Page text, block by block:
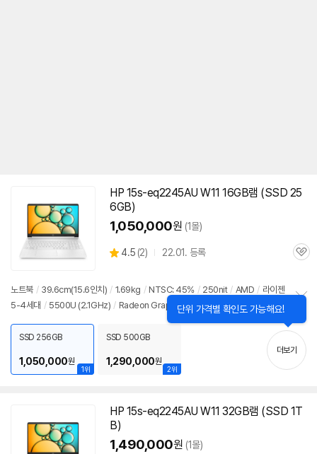
HP 15s-eq2245AU W11 16GB램 (SSD 25
6GB)
1,050,000원 (1몰)
별
4.5 (상
뷰
2) 22.01. 등록
관
노트북 / 39.6cm(15.6인치) / 1.69kg / NTSC: 45% / 250nit / AMD / 라이젠
5-4세대 / 5500U (2.1GHz) / Radeon Graphics / 16GB / 용량: 256GB
보
치
기
1위
SSD 256GB
1,050,000원
2위
SSD 500GB
1,290,000원
단위 가격별 확인도 가능해요!
기
더보기
HP 15s-eq2245AU W11 32GB램 (SSD 1T
B)
1,490,000원 (1몰)